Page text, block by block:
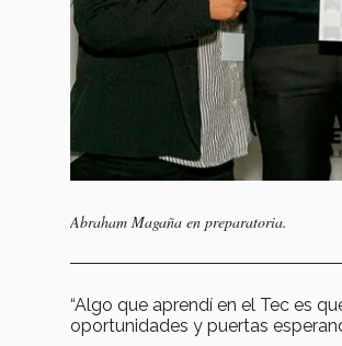
Abraham Magaña en preparatoria.
“Algo que aprendí en el Tec es
oportunidades y puertas